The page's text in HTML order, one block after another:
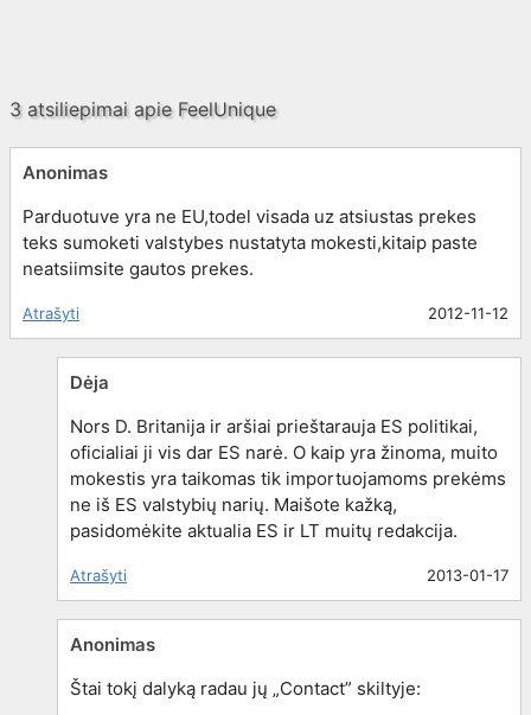
3 atsiliepimai apie FeelUnique
Anonimas
Parduotuve yra ne EU,todel visada uz atsiustas prekes
teks sumoketi valstybes nustatyta mokesti,kitaip paste
neatsiimsite gautos prekes.
Atrašyti 2012-11-12
Dėja
Nors D. Britanija ir aršiai prieštarauja ES politikai,
oficialiai ji vis dar ES narė. O kaip yra žinoma, muito
mokestis yra taikomas tik importuojamoms prekėms
ne iš ES valstybių narių. Maišote kažką,
pasidomėkite aktualia ES ir LT muitų redakcija.
Atrašyti 2013-01-17
Anonimas
Štai tokį dalyką radau jų „Contact” skiltyje: